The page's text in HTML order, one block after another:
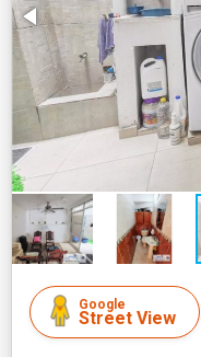
Google
Street View